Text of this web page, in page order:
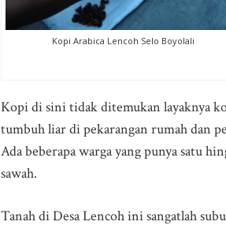
Kopi Arabica Lencoh Selo Boyolali
Kopi di sini tidak ditemukan layaknya
tumbuh liar di pekarangan rumah dan
Ada beberapa warga yang punya satu
sawah.
Tanah di Desa Lencoh ini sangatlah